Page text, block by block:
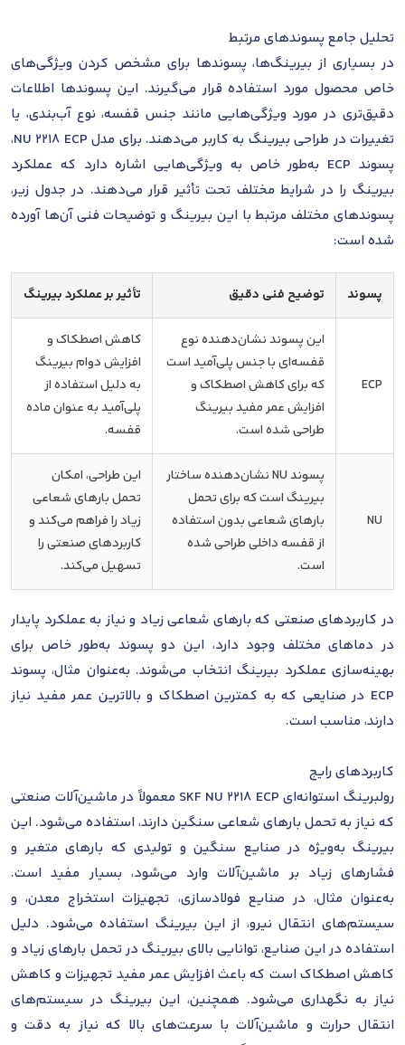
تحلیل جامع پسوندهای مرتبط
در بسیاری از بیرینگ‌ها، پسوندها برای مشخص کردن ویژگی‌های
خاص محصول مورد استفاده قرار می‌گیرند. این پسوندها اطلاعات
دقیق‌تری در مورد ویژگی‌هایی مانند جنس قفسه، نوع آب‌بندی، یا
تغییرات در طراحی بیرینگ به کاربر می‌دهند. برای مدل NU 2218 ECP،
پسوند ECP به‌طور خاص به ویژگی‌هایی اشاره دارد که عملکرد
بیرینگ را در شرایط مختلف تحت تأثیر قرار می‌دهند. در جدول زیر،
پسوندهای مختلف مرتبط با این بیرینگ و توضیحات فنی آن‌ها آورده
شده است:
پسوند توضیح فنی دقیق تأثیر بر عملکرد بیرینگ
ECP
این پسوند نشان‌دهنده نوع
قفسه‌ای با جنس پلی‌آمید است
که برای کاهش اصطکاک و
افزایش عمر مفید بیرینگ
طراحی شده است.
کاهش اصطکاک و
افزایش دوام بیرینگ
به دلیل استفاده از
پلی‌آمید به عنوان ماده
قفسه.
NU
پسوند NU نشان‌دهنده ساختار
بیرینگ است که برای تحمل
بارهای شعاعی بدون استفاده
از قفسه داخلی طراحی شده
است.
این طراحی، امکان
تحمل بارهای شعاعی
زیاد را فراهم می‌کند و
کاربردهای صنعتی را
تسهیل می‌کند.
در کاربردهای صنعتی که بارهای شعاعی زیاد و نیاز به عملکرد پایدار
در دماهای مختلف وجود دارد، این دو پسوند به‌طور خاص برای
بهینه‌سازی عملکرد بیرینگ انتخاب می‌شوند. به‌عنوان مثال، پسوند
ECP در صنایعی که به کمترین اصطکاک و بالاترین عمر مفید نیاز
دارند، مناسب است.
کاربردهای رایج
رولبرینگ استوانه‌ای SKF NU 2218 ECP معمولاً در ماشین‌آلات صنعتی
که نیاز به تحمل بارهای شعاعی سنگین دارند، استفاده می‌شود. این
بیرینگ به‌ویژه در صنایع سنگین و تولیدی که بارهای متغیر و
فشارهای زیاد بر ماشین‌آلات وارد می‌شود، بسیار مفید است.
به‌عنوان مثال، در صنایع فولادسازی، تجهیزات استخراج معدن، و
سیستم‌های انتقال نیرو، از این بیرینگ استفاده می‌شود. دلیل
استفاده در این صنایع، توانایی بالای بیرینگ در تحمل بارهای زیاد و
کاهش اصطکاک است که باعث افزایش عمر مفید تجهیزات و کاهش
نیاز به نگهداری می‌شود. همچنین، این بیرینگ در سیستم‌های
انتقال حرارت و ماشین‌آلات با سرعت‌های بالا که نیاز به دقت و